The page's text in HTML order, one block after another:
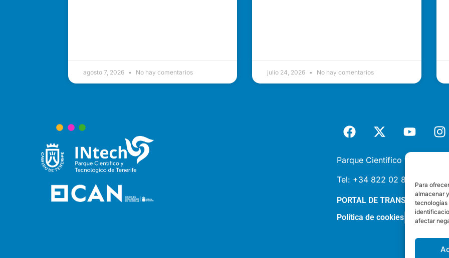
Para
almacenar
tecnologías
afectar
agosto 7, 2026 No hay comentarios julio 24, 2026 No hay comentarios
Parque Científico y
Tel: +34 822 02 85 87 |
PORTAL DE TRANSPARENCIA
Política de cookies Política de